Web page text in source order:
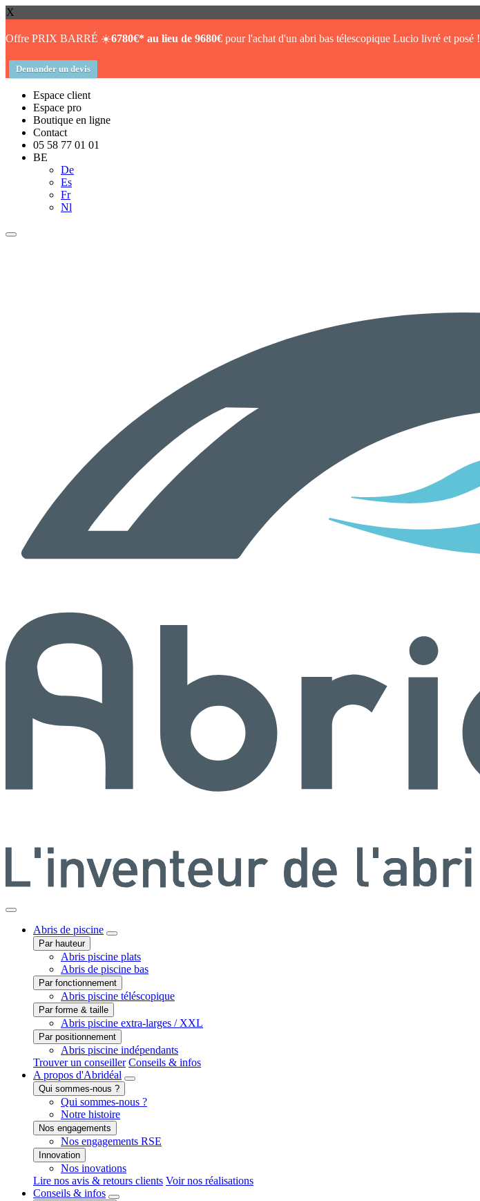
X
Offre PRIX BARRÉ ☀️6780€* au lieu de 9680€ pour l'achat d'un abri bas télescopique Lucio livré et posé !
Demander un devis
Espace client
Espace pro
Boutique en ligne
Contact
05 58 77 01 01
BE
De
Es
Fr
Nl
Abris de piscine
Par hauteur
Abris piscine plats
Abris de piscine bas
Par fonctionnement
Abris piscine téléscopique
Par forme & taille
Abris piscine extra-larges / XXL
Par positionnement
Abris piscine indépendants
Trouver un conseiller Conseils & infos
A propos d'Abridéal
Qui sommes-nous ?
Qui sommes-nous ?
Notre histoire
Nos engagements
Nos engagements RSE
Innovation
Nos inovations
Lire nos avis & retours clients Voir nos réalisations
Conseils & infos